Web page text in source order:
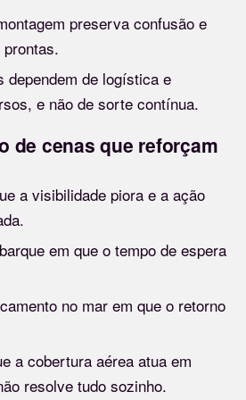
preserva confusão e
dependem de logística e
e não de sorte contínua.
de cenas que reforçam
a visibilidade piora e a ação
em que o tempo de espera
no mar em que o retorno
a cobertura aérea atua em
resolve tudo sozinho.